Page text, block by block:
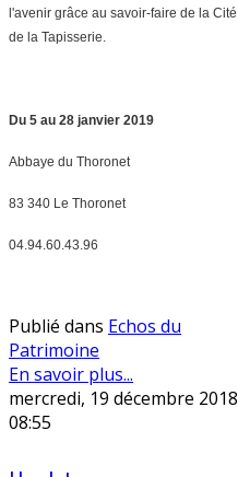
l'avenir grâce au savoir-faire de la Cité
de la Tapisserie.
Du 5 au 28 janvier 2019
Abbaye du Thoronet
83 340 Le Thoronet
04.94.60.43.96
Publié dans Echos du
Patrimoine
En savoir plus...
mercredi, 19 décembre 2018
08:55